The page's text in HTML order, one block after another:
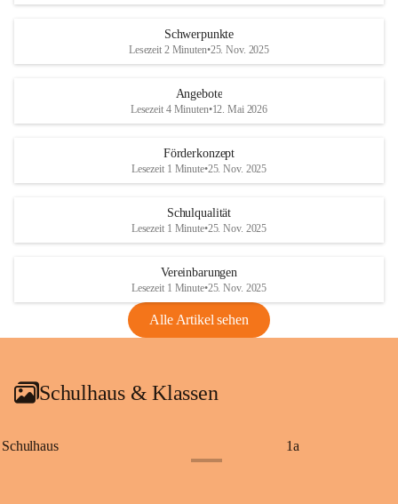
Schwerpunkte
Lesezeit 2 Minuten•25. Nov. 2025
Angebote
Lesezeit 4 Minuten•12. Mai 2026
Förderkonzept
Lesezeit 1 Minute•25. Nov. 2025
Schulqualität
Lesezeit 1 Minute•25. Nov. 2025
Vereinbarungen
Lesezeit 1 Minute•25. Nov. 2025
Alle Artikel sehen
Schulhaus & Klassen
Schulhaus 1a